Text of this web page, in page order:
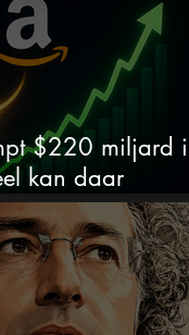
$220 miljard in
kan daar
profiteren